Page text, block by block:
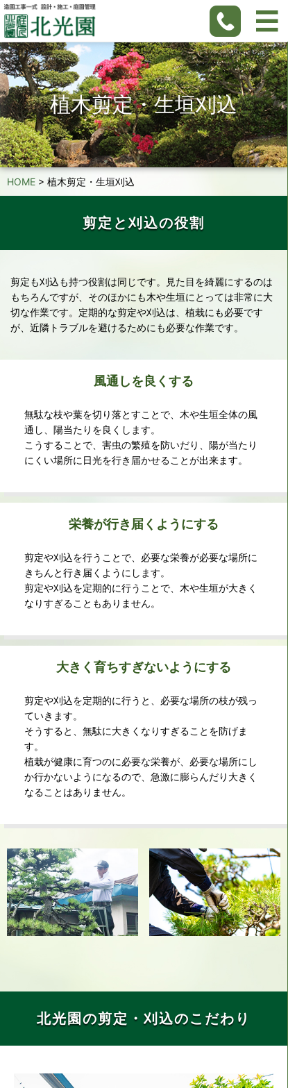
植木剪定・生垣刈込
HOME > 植木剪定・生垣刈込
剪定と刈込の役割
剪定も刈込も持つ役割は同じです。見た目を綺麗にするのは
もちろんですが、そのほかにも木や生垣にとっては非常に大
切な作業です。定期的な剪定や刈込は、植栽にも必要です
が、近隣トラブルを避けるためにも必要な作業です。
風通しを良くする
無駄な枝や葉を切り落とすことで、木や生垣全体の風
通し、陽当たりを良くします。
こうすることで、害虫の繁殖を防いだり、陽が当たり
にくい場所に日光を行き届かせることが出来ます。
栄養が行き届くようにする
剪定や刈込を行うことで、必要な栄養が必要な場所に
きちんと行き届くようにします。
剪定や刈込を定期的に行うことで、木や生垣が大きく
なりすぎることもありません。
大きく育ちすぎないようにする
剪定や刈込を定期的に行うと、必要な場所の枝が残っ
ていきます。
そうすると、無駄に大きくなりすぎることを防げま
す。
植栽が健康に育つのに必要な栄養が、必要な場所にし
か行かないようになるので、急激に膨らんだり大きく
なることはありません。
北光園の剪定・刈込のこだわり